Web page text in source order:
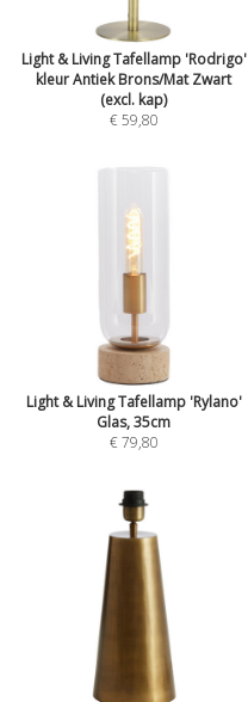
Light & Living Tafellamp 'Rodrigo'
kleur Antiek Brons/Mat Zwart
(excl. kap)
€ 59,80
Light & Living Tafellamp 'Rylano'
Glas, 35cm
€ 79,80